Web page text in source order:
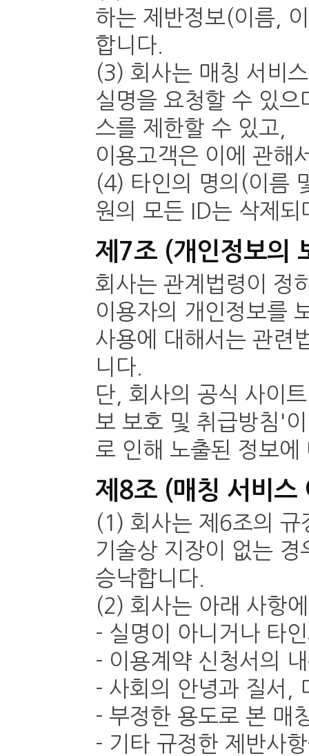
하는 제반정보(이름,
합니다.
(3) 회사는 매칭 서비
실명을 요청할 수 있
스를 제한할 수 있고,
이용고객은 이에 관해
(4) 타인의 명의(이름
원의 모든 ID는 삭제
제7조 (개인정보의
회사는 관계법령이 정
이용자의 개인정보를
사용에 대해서는 관련
니다.
단, 회사의 공식 사이
보 보호 및 취급방침'
로 인해 노출된 정보
제8조 (매칭 서비스
(1) 회사는 제6조의 규
기술상 지장이 없는
승낙합니다.
(2) 회사는 아래 사항
- 실명이 아니거나 타
- 이용계약 신청서의
- 사회의 안녕과 질서,
- 부정한 용도로 본 매
- 기타 규정한 제반사